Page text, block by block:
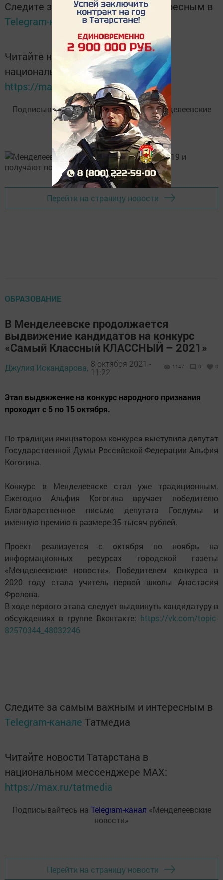
Следите за самым важным и интересным в
Telegram-канале
Татмедиа
Читайте новости Татарстана в
национальном мессенджере MАХ:
https://max.ru/tatmedia
Подписывайтесь наTelegram-канал«Менделеевские
новости»
Перейти на страницу новости
ОБРАЗОВАНИЕ
В Менделеевске продолжается
выдвижение кандидатов на конкурс
«Самый Классный КЛАССНЫЙ – 2021»
Джулия Искандарова, 8 октября 2021 -
11:22
1147 0 0
Этап выдвижение на конкурс народного признания
проходит с 5 по 15 октября.
По традиции инициатором конкурса выступила депутат
Государственной Думы Российской Федерации Альфия
Когогина.
Конкурс в Менделеевске стал уже традиционным.
Ежегодно Альфия Когогина вручает победителю
Благодарственное письмо депутата Госдумы и
именную премию в размере 35 тысяч рублей.
Проект реализуется с октября по ноябрь на
информационных ресурсах городской газеты
«Менделеевские новости». Победителем конкурса в
2020 году стала учитель первой школы Анастасия
Фролова.
В ходе первого этапа следует выдвинуть кандидатуру в
обсуждениях в группе Вконтакте: https://vk.com/topic-
82570344_48032246
Следите за самым важным и интересным в
Telegram-канале Татмедиа
Читайте новости Татарстана в
национальном мессенджере MАХ:
https://max.ru/tatmedia
Подписывайтесь на Telegram-канал «Менделеевские
новости»
Перейти на страницу новости